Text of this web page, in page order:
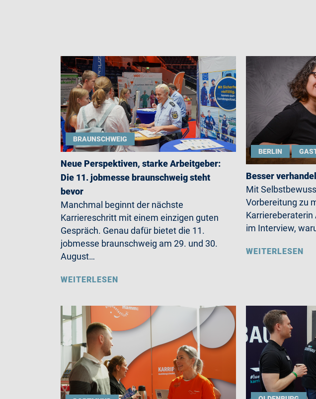
BRAUNSCHWEIG
Neue Perspektiven, starke Arbeitgeber:
Die 11. jobmesse braunschweig steht
bevor
Manchmal beginnt der nächste
Karriereschritt mit einem einzigen guten
Gespräch. Genau dafür bietet die 11.
jobmesse braunschweig am 29. und 30.
August…
WEITERLESEN
BERLIN
Besser
Mit
Vorbereitung zu
im Interview,
WEITERLESEN